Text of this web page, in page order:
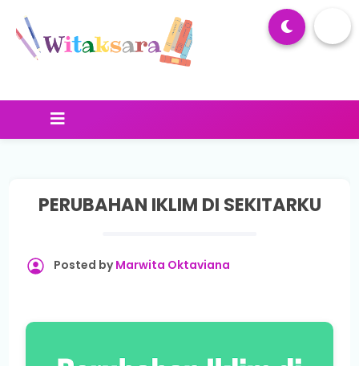
PERUBAHAN IKLIM DI SEKITARKU
Posted byMarwita Oktaviana